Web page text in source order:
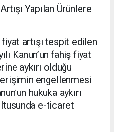
Yapılan Ürünlere
artışı tespit edilen
Kanun’un fahiş fiyat
aykırı olduğu
engellenmesi
hukuka aykırı
e-ticaret